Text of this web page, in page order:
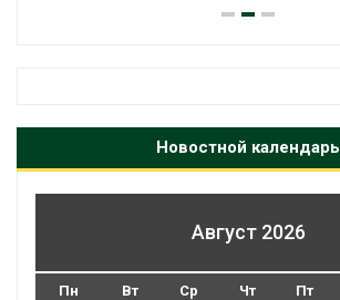
Новостной календарь
Август 2026
Пн Вт Ср Чт Пт